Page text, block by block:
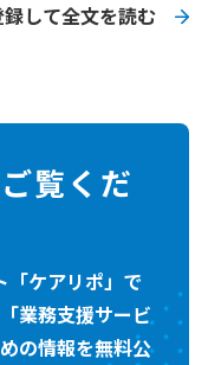
して全文を読む
覧くだ
「ケアリポ」で
業務支援サービ
の情報を無料公